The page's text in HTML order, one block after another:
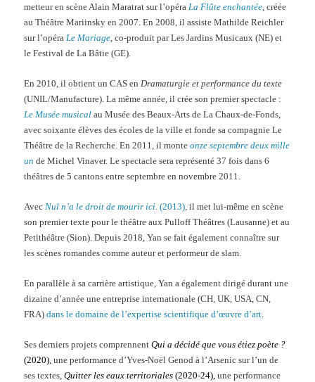
metteur en scène Alain Maratrat sur l’opéra La Flûte enchantée , créée
au Théâtre Mariinsky en 2007. En 2008, il assiste Mathilde Reichler
sur l’opéra Le Mariage , co-produit par Les Jardins Musicaux (NE) et
le Festival de La Bâtie (GE).
En 2010, il obtient un CAS enDramaturgie et performance du texte
(UNIL/Manufacture). La même année, il crée son premier spectacle :
Le Musée musical au Musée des Beaux-Arts de La Chaux-de-Fonds,
avec soixante élèves des écoles de la ville et fonde sa compagnie Le
Théâtre de la Recherche. En 2011, il monteonze septembre deux mille
un de Michel Vinaver. Le spectacle sera représenté 37 fois dans 6
théâtres de 5 cantons entre septembre en novembre 2011.
AvecNul n’a le droit de mourir ici. (2013), il met lui-même en scène
son premier texte pour le théâtre aux Pulloff Théâtres (Lausanne) et au
Petithéâtre (Sion). Depuis 2018, Yan se fait également connaître sur
les scènes romandes comme auteur et performeur de slam.
En parallèle à sa carrière artistique, Yan a également dirigé durant une
dizaine d’année une entreprise internationale (CH, UK, USA, CN,
FRA)dans le domaine de l’expertise scientifique d’œuvre d’art.
Ses derniers projets comprennentQui a décidé que vous étiez poète ?
(2020), une performance d’Yves-Noël Genod à l’Arsenic sur l’un de
ses textes,Quitter les eaux territoriales (2020-24),une performance